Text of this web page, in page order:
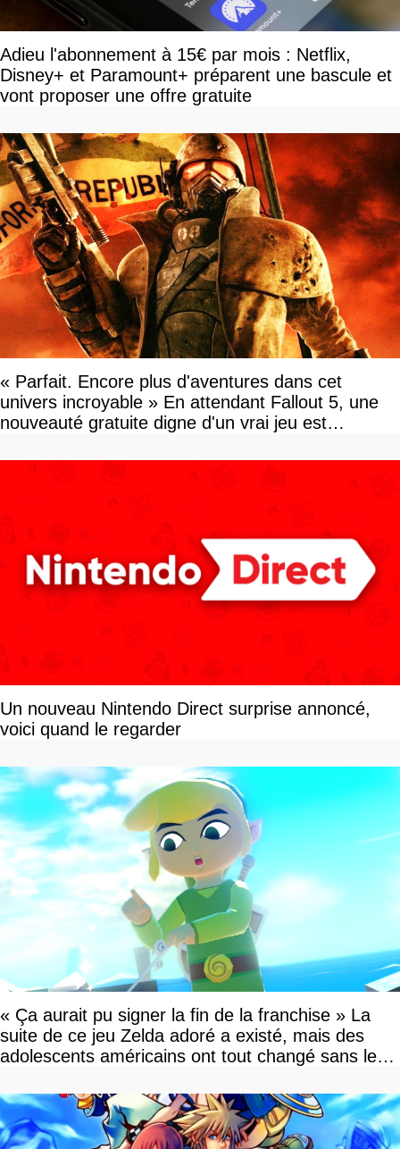
Adieu l'abonnement à 15€ par mois : Netflix,
Disney+ et Paramount+ préparent une bascule et
vont proposer une offre gratuite
« Parfait. Encore plus d'aventures dans cet
univers incroyable » En attendant Fallout 5, une
nouveauté gratuite digne d'un vrai jeu est
Un nouveau Nintendo Direct surprise annoncé,
voici quand le regarder
« Ça aurait pu signer la fin de la franchise » La
suite de ce jeu Zelda adoré a existé, mais des
adolescents américains ont tout changé sans le